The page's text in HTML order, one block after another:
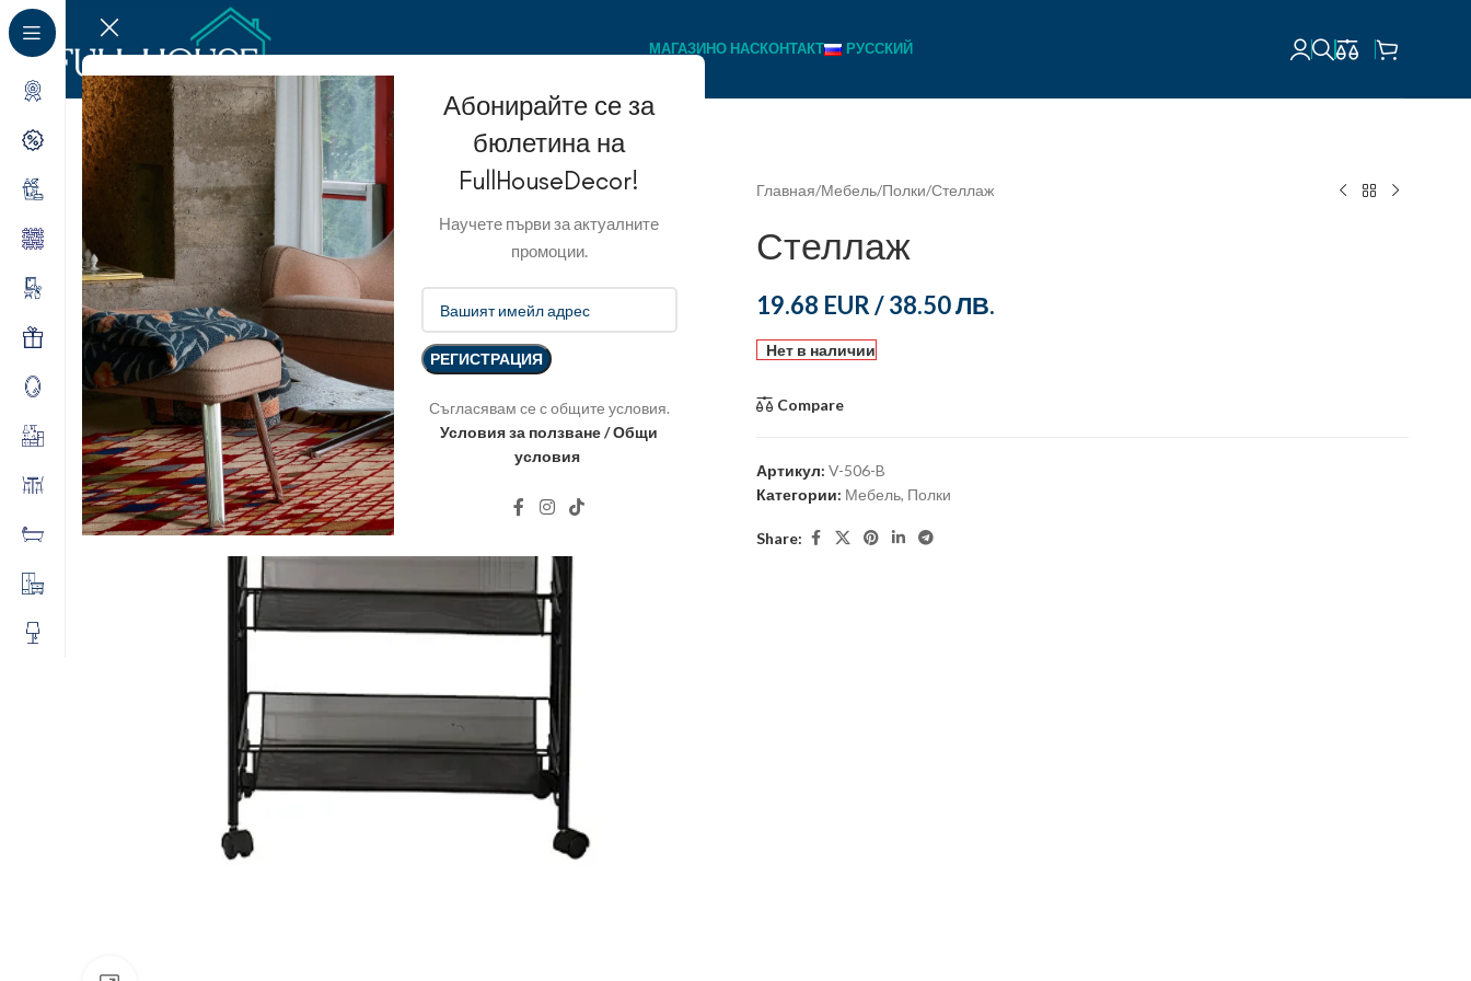
Абонирайте се за
бюлетина на
FullHouseDecor!
Научете първи за актуалните
промоции.
Съгласявам се с общите условия.
Условия за ползване / Общи
условия
МАГАЗИНО НАСКОНТАКТ РУССКИЙ
SOLD OUT
Главная Мебель Полки Стеллаж
Стеллаж
19.68 EUR/38.50 ЛВ.
Нет в наличии
Compare
Артикул: V-506-B
Категории: Мебель, Полки
Share: